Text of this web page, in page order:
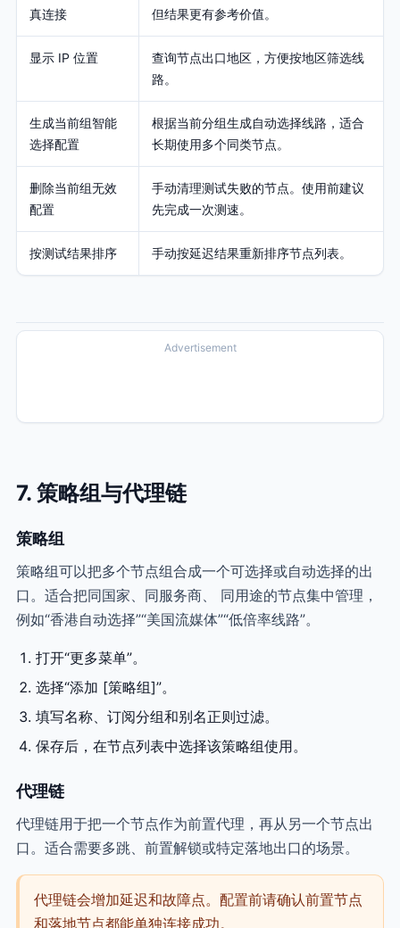
真连接 但结果更有参考价值。
显示 IP 位置
查询节点出口地区，方便按地区筛选线
路。
生成当前组智能
选择配置
根据当前分组生成自动选择线路，适合
长期使用多个同类节点。
删除当前组无效
配置
手动清理测试失败的节点。使用前建议
先完成一次测速。
按测试结果排序 手动按延迟结果重新排序节点列表。
Advertisement
7. 策略组与代理链
策略组
策略组可以把多个节点组合成一个可选择或自动选择的出
口。适合把同国家、同服务商、 同用途的节点集中管理，
例如“香港自动选择”“美国流媒体”“低倍率线路”。
打开“更多菜单”。
选择“添加 [策略组]”。
填写名称、订阅分组和别名正则过滤。
保存后，在节点列表中选择该策略组使用。
代理链
代理链用于把一个节点作为前置代理，再从另一个节点出
口。适合需要多跳、前置解锁或特定落地出口的场景。
代理链会增加延迟和故障点。配置前请确认前置节点
和落地节点都能单独连接成功。